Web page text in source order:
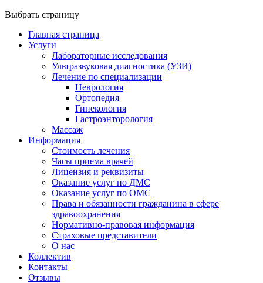
Выбрать страницу
Главная страница
Услуги
Лабораторные исследования
Ультразвуковая диагностика (УЗИ)
Лечение по специализации
Неврология
Ортопедия
Гинекология
Гастроэнторология
Массаж
Информация
Стоимость лечения
Часы приема врачей
Лицензия и реквизиты
Оказание услуг по ДМС
Оказание услуг по ОМС
Права и обязанности гражданина в сфере
здравоохранения
Нормативно-правовая информация
Страховые представители
О нас
Коллектив
Контакты
Отзывы